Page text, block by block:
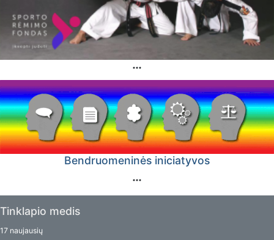
Bendruomeninės iniciatyvos
Tinklapio medis
17 naujausių